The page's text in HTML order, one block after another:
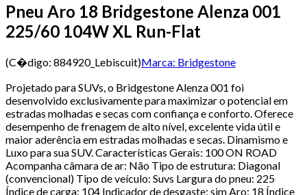
Pneu Aro 18 Bridgestone Alenza 001
225/60 104W XL Run-Flat
(C�digo: 884920_Lebiscuit)Marca: Bridgestone
Projetado para SUVs, o Bridgestone Alenza 001 foi
desenvolvido exclusivamente para maximizar o potencial em
estradas molhadas e secas com confiança e conforto. Oferece
desempenho de frenagem de alto nível, excelente vida útil e
maior aderência em estradas molhadas e secas. Dinamismo e
Luxo para sua SUV. Características Gerais: 100 ON ROAD
Acompanha câmara de ar: Não Tipo de estrutura: Diagonal
(convencional) Tipo de veículo: Suvs Largura do pneu: 225
Índice de carga: 104 Indicador de desgaste: sim Aro: 18 Índice